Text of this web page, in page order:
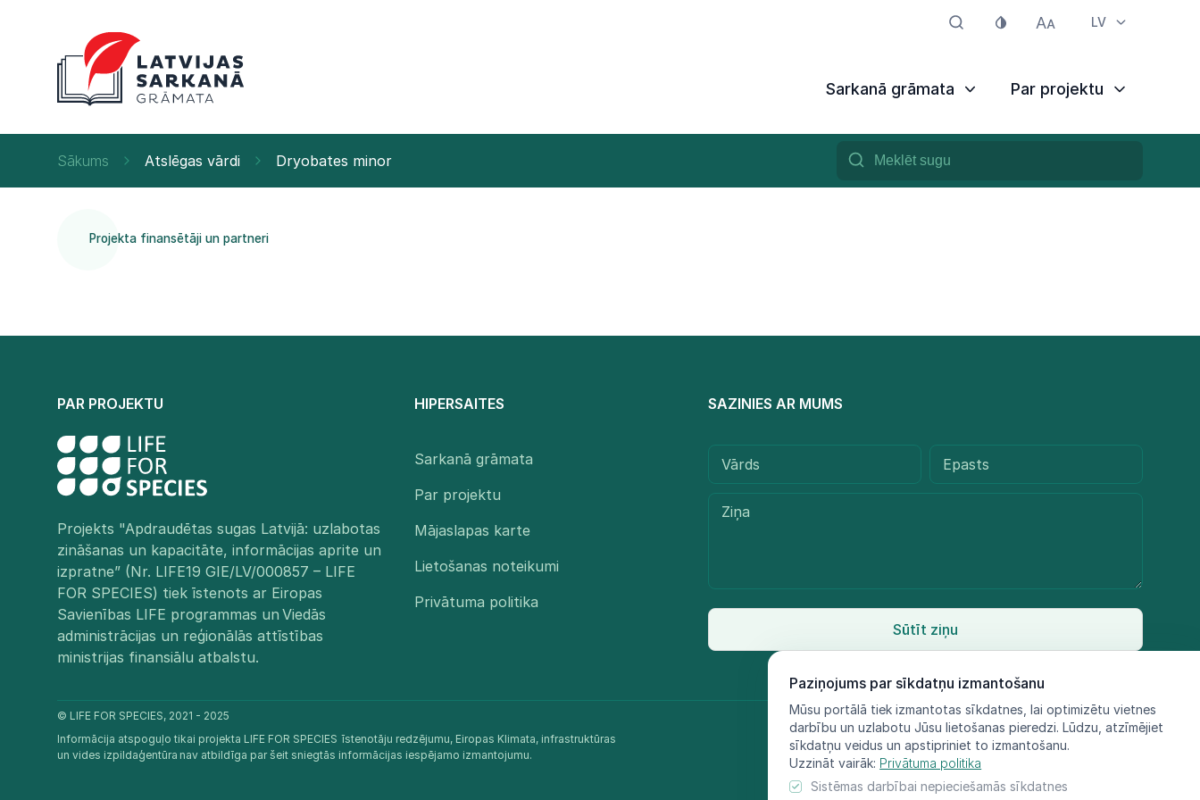
LV
Sarkanā grāmata Par projektu
Paziņojums par sīkdatņu izmantošanu
Mūsu portālā tiek izmantotas sīkdatnes, lai optimizētu vietnes
darbību un uzlabotu Jūsu lietošanas pieredzi. Lūdzu, atzīmējiet
sīkdatņu veidus un apstipriniet to izmantošanu.
Uzzināt vairāk: Privātuma politika
Sistēmas darbībai nepieciešamās sīkdatnes
Sākums Atslēgas vārdi Dryobates minor
Projekta finansētāji un partneri
PAR PROJEKTU
Projekts "Apdraudētas sugas Latvijā: uzlabotas
zināšanas un kapacitāte, informācijas aprite un
izpratne” (Nr. LIFE19 GIE/LV/000857 – LIFE
FOR SPECIES) tiek īstenots ar Eiropas
Savienības LIFE programmas un Viedās
administrācijas un reģionālās attīstības
ministrijas finansiālu atbalstu.​
HIPERSAITES
Sarkanā grāmata
Par projektu
Mājaslapas karte
Lietošanas noteikumi
Privātuma politika
SAZINIES AR MUMS
Sūtīt ziņu
© LIFE FOR SPECIES, 2021 - 2025
Informācija atspoguļo tikai projekta LIFE FOR SPECIES īstenotāju redzējumu, Eiropas Klimata, infrastruktūras
un vides izpildaģentūra nav atbildīga par šeit sniegtās informācijas iespējamo izmantojumu.​